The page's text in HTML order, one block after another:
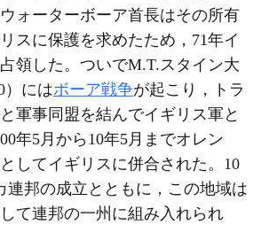
ォーターボーア首長はその所有
スに保護を求めたため，71年イ
領した。ついでM.T.スタイン大
）にはボーア戦争が起こり，トラ
軍事同盟を結んでイギリス軍と
年5月から10年5月までオレン
してイギリスに併合された。10
連邦の成立とともに，この地域は
て連邦の一州に組み入れられ